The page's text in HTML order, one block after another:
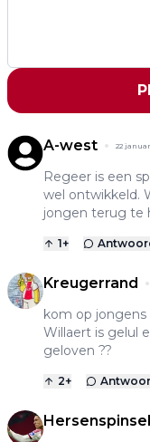
A-west 22
Regeer is een
wel ontwikkeld.
jongen terug te
1+
Kreugerrand
kom op jongens
Willaert is gelul
geloven ??
2+
Hersenspinsel